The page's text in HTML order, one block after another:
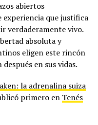
abiertos
que justifica
verdaderamente vivo.
absoluta y
eligen este rincón
en sus vidas.
la adrenalina suiza
primero en Tenés